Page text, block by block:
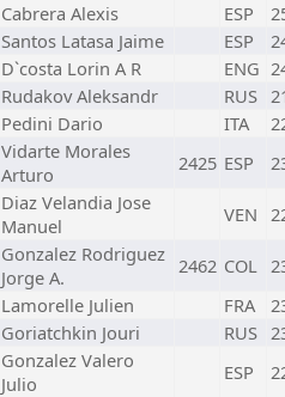
Cabrera Alexis ESP
Santos Latasa Jaime ESP
D`costa Lorin A R ENG
Rudakov Aleksandr RUS
Pedini Dario ITA
Vidarte Morales
Arturo
2425 ESP
Diaz Velandia Jose
Manuel
VEN
Gonzalez Rodriguez
Jorge A.
2462 COL
Lamorelle Julien FRA
Goriatchkin Jouri RUS
Gonzalez Valero
Julio
ESP